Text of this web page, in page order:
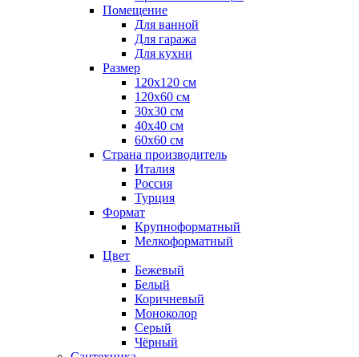
Помещение
Для ванной
Для гаража
Для кухни
Размер
120x120 см
120x60 см
30x30 см
40x40 см
60x60 см
Страна производитель
Италия
Россия
Турция
Формат
Крупноформатный
Мелкоформатный
Цвет
Бежевый
Белый
Коричневый
Моноколор
Серый
Чёрный